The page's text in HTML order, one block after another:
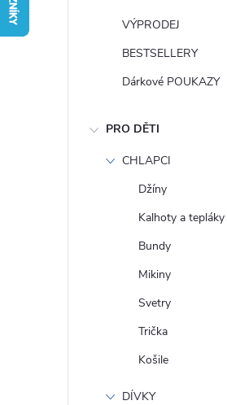
VÝPRODEJ
BESTSELLERY
Dárkové POUKAZY
PRO DĚTI
CHLAPCI
Džíny
Kalhoty a tepláky
Bundy
Mikiny
Svetry
Trička
Košile
DÍVKY